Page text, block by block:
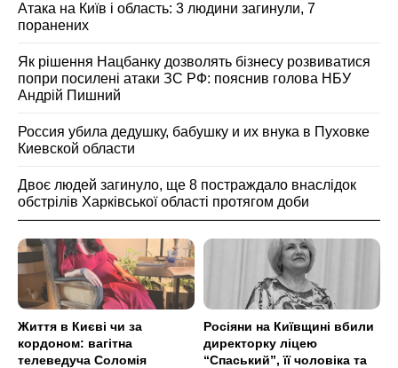
Життя в Києві чи за
кордоном: вагітна
телеведуча Соломія
Росіяни на Київщині вбили
директорку ліцею
“Спаський”, її чоловіка та
Атака на Київ і область: 3 людини загинули, 7
поранених
Як рішення Нацбанку дозволять бізнесу розвиватися
попри посилені атаки ЗС РФ: пояснив голова НБУ
Андрій Пишний
Россия убила дедушку, бабушку и их внука в Пуховке
Киевской области
Двоє людей загинуло, ще 8 постраждало внаслідок
обстрілів Харківської області протягом доби